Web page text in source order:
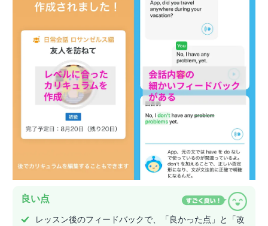
良い点
レッスン後のフィードバックで、「良かった点」と「改